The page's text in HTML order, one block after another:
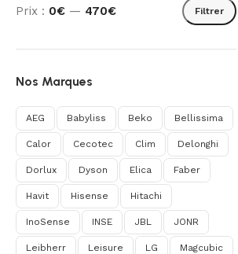
Filtrer
Prix : 0€ — 470€
Nos Marques
AEG Babyliss Beko Bellissima
Calor Cecotec Clim Delonghi
Dorlux Dyson Elica Faber
Havit Hisense Hitachi
InoSense INSE JBL JONR
Leibherr Leisure LG Magcubic